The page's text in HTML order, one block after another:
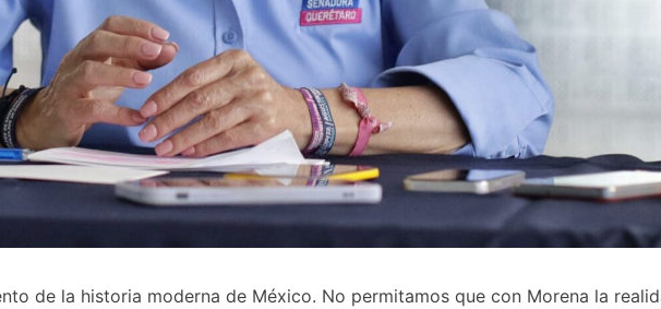
de la historia moderna de México. No permitamos que con Morena la